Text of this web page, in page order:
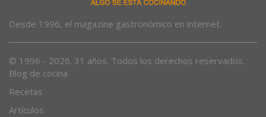
Desde 1996, el magazine gastronómico en internet.
© 1996 - 2026. 31 años. Todos los derechos reservados.
Blog de cocina
Recetas
Artículos